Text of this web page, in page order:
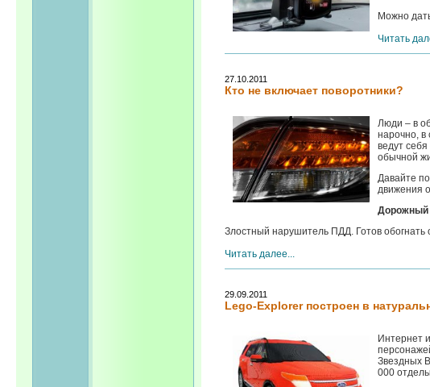
Можно
Читать
27.10.2011
Кто не включает поворотники?
Люди – в
нарочно, в
ведут
обычной
Давайте
движения
Дорожный
Злостный нарушитель ПДД. Готов обогнать
Читать далее...
29.09.2011
Lego-Explorer построен в
Интернет
Звездных
000